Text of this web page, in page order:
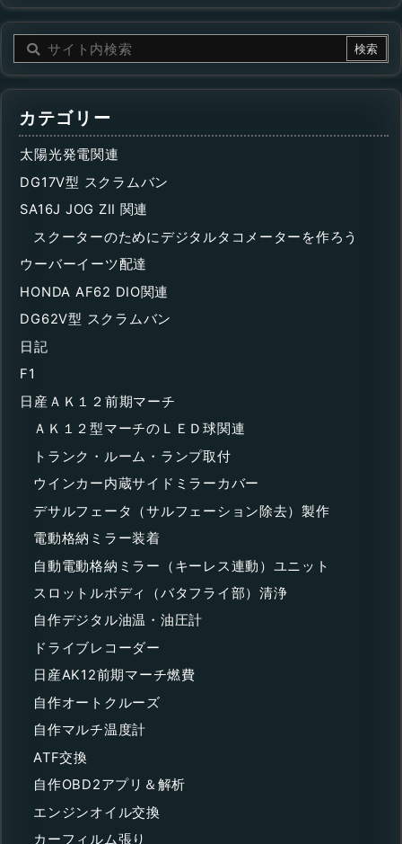
カテゴリー
太陽光発電関連
DG17V型 スクラムバン
SA16J JOG ZII 関連
スクーターのためにデジタルタコメーターを作ろう
ウーバーイーツ配達
HONDA AF62 DIO関連
DG62V型 スクラムバン
日記
F1
日産ＡＫ１２前期マーチ
ＡＫ１２型マーチのＬＥＤ球関連
トランク・ルーム・ランプ取付
ウインカー内蔵サイドミラーカバー
デサルフェータ（サルフェーション除去）製作
電動格納ミラー装着
自動電動格納ミラー（キーレス連動）ユニット
スロットルボディ（バタフライ部）清浄
自作デジタル油温・油圧計
ドライブレコーダー
日産AK12前期マーチ燃費
自作オートクルーズ
自作マルチ温度計
ATF交換
自作OBD2アプリ＆解析
エンジンオイル交換
カーフィルム張り